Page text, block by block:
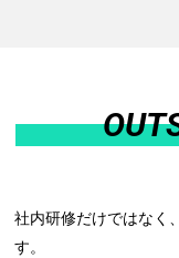
社内研修だけではなく
す。